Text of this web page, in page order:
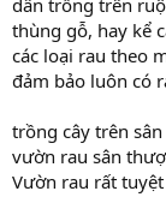
thùng gỗ, hay kể
các loại rau theo
đảm bảo luôn có
trồng cây trên
vườn rau sân
Vườn rau rất